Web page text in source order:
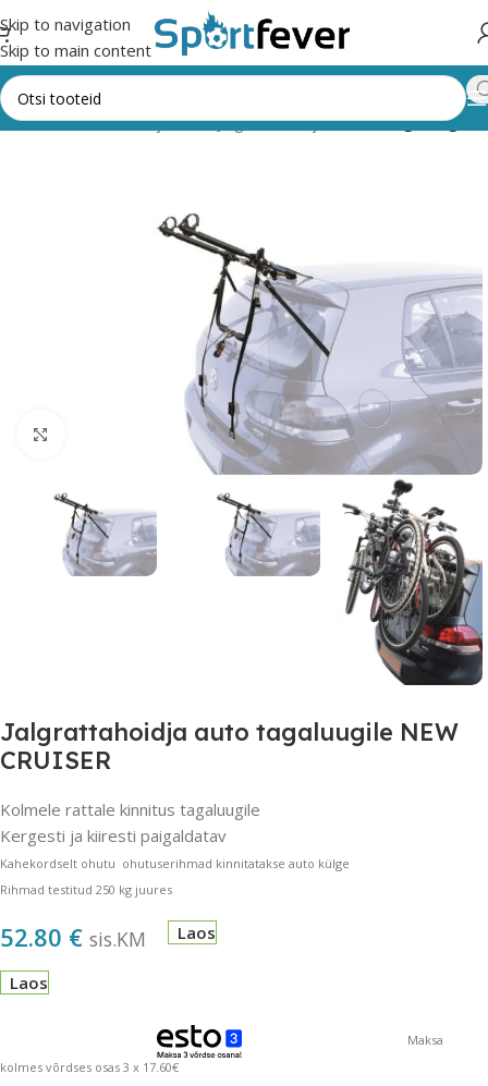
Skip to navigation
Skip to main content
Rattavarustus ja rulad Jalgrattahoidjad Auto tagaluugile
Suurendamiseks klõpsake
Jalgrattahoidja auto tagaluugile NEW
CRUISER
Kolmele rattale kinnitus tagaluugile
Kergesti ja kiiresti paigaldatav
Kahekordselt ohutu ohutuserihmad kinnitatakse auto külge
Rihmad testitud 250 kg juures
52.80 € sis.KM Laos
Laos
Maksa
kolmes võrdses osas 3 x 17.60€